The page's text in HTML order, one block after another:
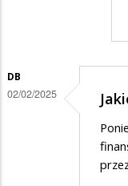
króli
DB
02/02/2025